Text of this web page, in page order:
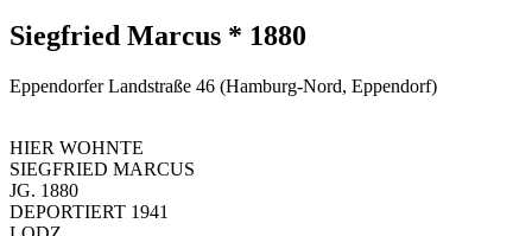
Siegfried Marcus * 1880
Eppendorfer Landstraße 46 (Hamburg-Nord, Eppendorf)
HIER WOHNTE
SIEGFRIED MARCUS
JG. 1880
DEPORTIERT 1941